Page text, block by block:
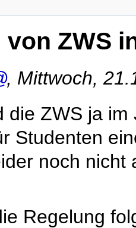
von ZWS
, Mittwoch,
die ZWS ja
Studenten
noch nicht
Regelung